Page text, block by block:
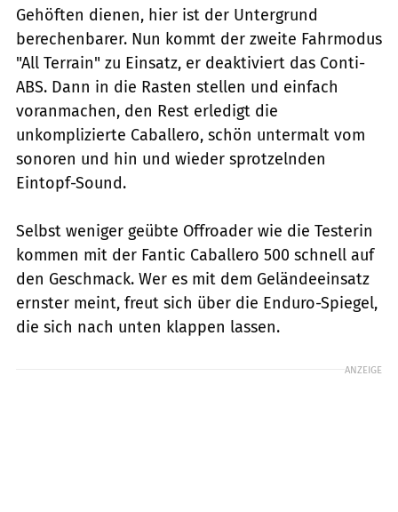
Gehöften dienen, hier ist der Untergrund
berechenbarer. Nun kommt der zweite Fahrmodus
"All Terrain" zu Einsatz, er deaktiviert das Conti-
ABS. Dann in die Rasten stellen und einfach
voranmachen, den Rest erledigt die
unkomplizierte Caballero, schön untermalt vom
sonoren und hin und wieder sprotzelnden
Eintopf-Sound.
Selbst weniger geübte Offroader wie die Testerin
kommen mit der Fantic Caballero 500 schnell auf
den Geschmack. Wer es mit dem Geländeeinsatz
ernster meint, freut sich über die Enduro-Spiegel,
die sich nach unten klappen lassen.
ANZEIGE